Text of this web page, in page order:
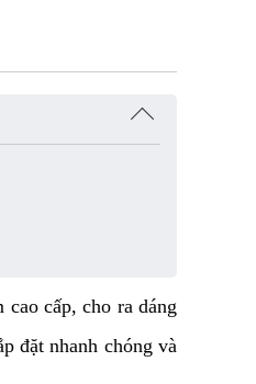
cấp, cho ra dáng
đặt nhanh chóng và